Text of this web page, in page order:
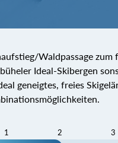
Waldpassage zum
Ideal-Skibergen
geneigtes, freies
1 2 3